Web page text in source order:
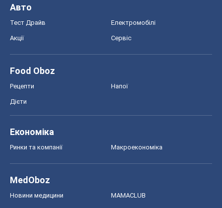
Авто
Тест Драйв Електромобілі
Акції Сервіс
Food Oboz
Рецепти Напої
Дієти
Економіка
Ринки та компанії Макроекономіка
MedOboz
Новини медицини MAMACLUB